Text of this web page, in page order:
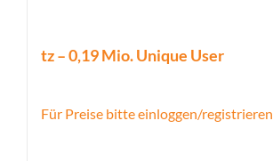
tz – 0,19 Mio. Unique User
Für Preise bitte einloggen/registrieren